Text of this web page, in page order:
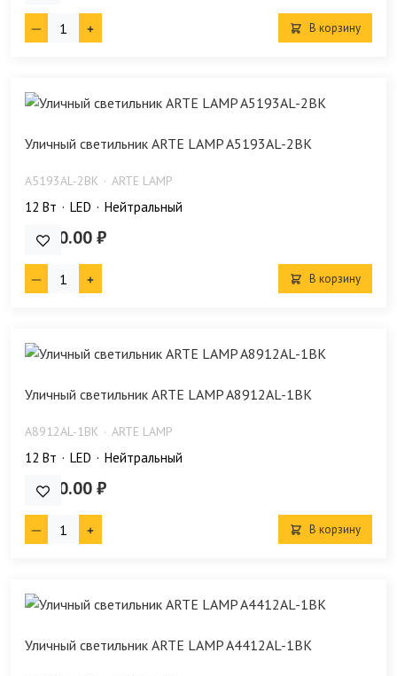
В корзину
Уличный светильник ARTE LAMP A5193AL-2BK
A5193AL-2BK ARTE LAMP
12 Bт LED Нейтральный
4 790.00 ₽
В корзину
Уличный светильник ARTE LAMP A8912AL-1BK
A8912AL-1BK ARTE LAMP
12 Bт LED Нейтральный
2 090.00 ₽
В корзину
Уличный светильник ARTE LAMP A4412AL-1BK